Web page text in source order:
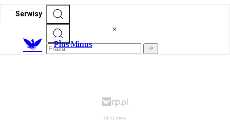
Serwisy
Plus Minus